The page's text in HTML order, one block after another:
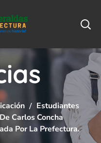
Estudiantes
Carlos Concha
Por La Prefectura.